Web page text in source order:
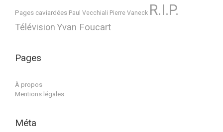
Pages caviardées Paul Vecchiali Pierre Vaneck R.I.P.
TélévisionYvan Foucart
Pages
À propos
Mentions légales
Méta